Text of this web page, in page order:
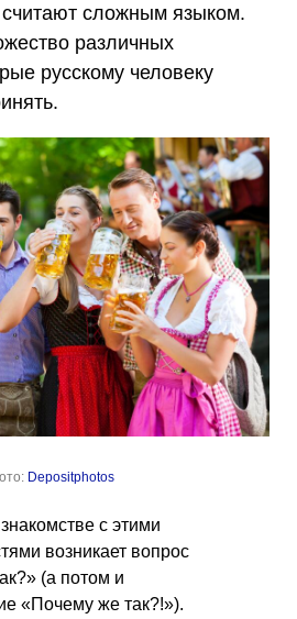
считают сложным языком.
различных
русскому человеку
Depositphotos
с этими
возникает вопрос
(а потом и
«Почему же так?!»).